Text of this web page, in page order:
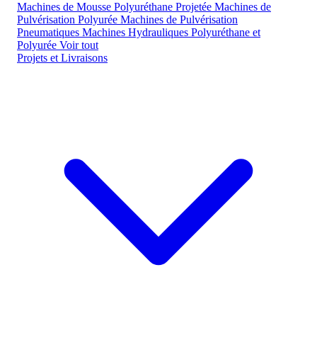
Machines de Mousse Polyuréthane Projetée Machines de
Pulvérisation Polyurée Machines de Pulvérisation
Pneumatiques Machines Hydrauliques Polyuréthane et
Polyurée Voir tout
Projets et Livraisons